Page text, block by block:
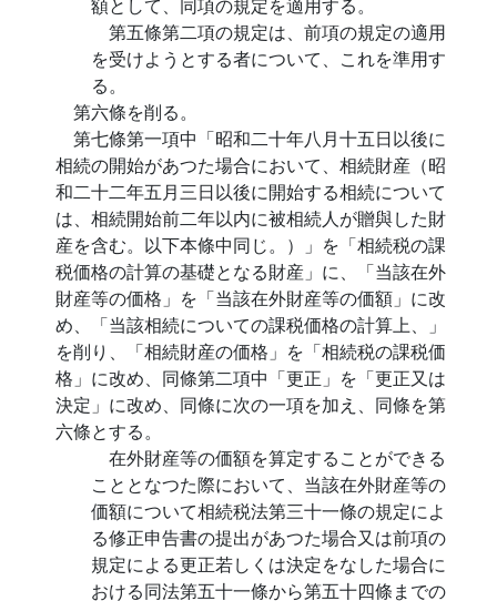
第五條第二項の規定は、前項の規定の適用
を受けようとする者について、これを準用す
る。
第六條を削る。
第七條第一項中「昭和二十年八月十五日以後に
相続の開始があつた場合において、相続財産（昭
和二十二年五月三日以後に開始する相続について
は、相続開始前二年以内に被相続人が贈與した財
産を含む。以下本條中同じ。）」を「相続税の課
税価格の計算の基礎となる財産」に、「当該在外
財産等の価格」を「当該在外財産等の価額」に改
め、「当該相続についての課税価格の計算上、」
を削り、「相続財産の価格」を「相続税の課税価
格」に改め、同條第二項中「更正」を「更正又は
決定」に改め、同條に次の一項を加え、同條を第
六條とする。
在外財産等の価額を算定することができる
こととなつた際において、当該在外財産等の
価額について相続税法第三十一條の規定によ
る修正申告書の提出があつた場合又は前項の
規定による更正若しくは決定をなした場合に
おける同法第五十一條から第五十四條までの